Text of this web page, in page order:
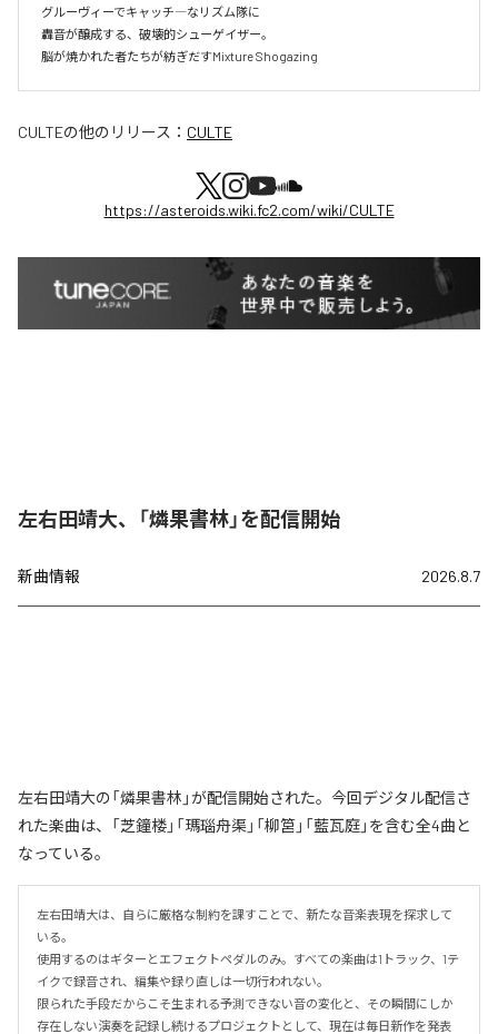
グルーヴィーでキャッチ―なリズム隊に
轟音が醸成する、破壊的シューゲイザー。
脳が焼かれた者たちが紡ぎだすMixture Shogazing
CULTEの他のリリース： CULTE
https://asteroids.wiki.fc2.com/wiki/CULTE
左右田靖大、「燐果書林」を配信開始
新曲情報 2026.8.7
左右田靖大の「燐果書林」が配信開始された。今回デジタル配信さ
れた楽曲は、「芝鐘楼」「瑪瑙舟渠」「柳筥」「藍瓦庭」を含む全4曲と
なっている。
左右田靖大は、自らに厳格な制約を課すことで、新たな音楽表現を探求して
いる。
使用するのはギターとエフェクトペダルのみ。すべての楽曲は1トラック、1テ
イクで録音され、編集や録り直しは一切行われない。
限られた手段だからこそ生まれる予測できない音の変化と、その瞬間にしか
存在しない演奏を記録し続けるプロジェクトとして、現在は毎日新作を発表